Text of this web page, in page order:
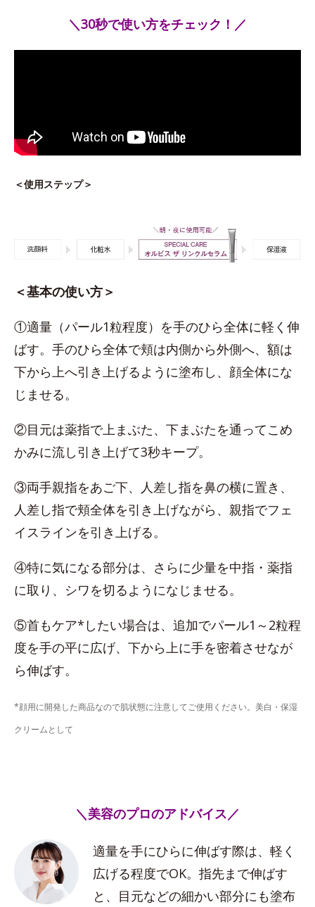
＼30秒で使い方をチェック！／
＜使用ステップ＞
＜基本の使い方＞
①適量（パール1粒程度）を手のひら全体に軽く伸
ばす。手のひら全体で頬は内側から外側へ、額は
下から上へ引き上げるように塗布し、顔全体にな
じませる。
②目元は薬指で上まぶた、下まぶたを通ってこめ
かみに流し引き上げて3秒キープ。
③両手親指をあご下、人差し指を鼻の横に置き、
人差し指で頬全体を引き上げながら、親指でフェ
イスラインを引き上げる。
④特に気になる部分は、さらに少量を中指・薬指
に取り、シワを切るようになじませる。
⑤首もケア*したい場合は、追加でパール1～2粒程
度を手の平に広げ、下から上に手を密着させなが
ら伸ばす。
*顔用に開発した商品なので肌状態に注意してご使用ください。美白・保湿
クリームとして
＼美容のプロのアドバイス／
適量を手にひらに伸ばす際は、軽く
広げる程度でOK。指先まで伸ばす
と、目元などの細かい部分にも塗布